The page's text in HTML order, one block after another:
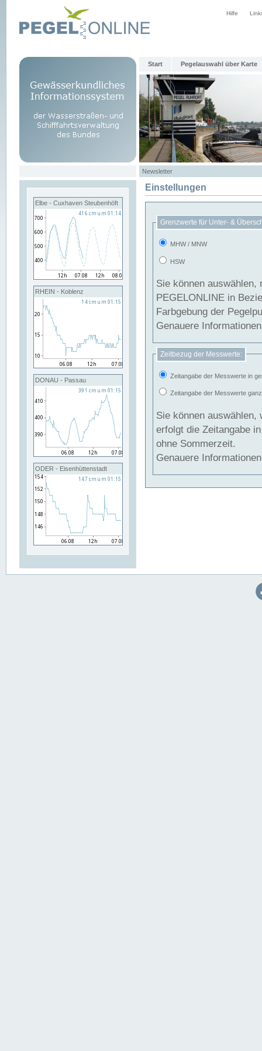
Hilfe
Start Pegelauswahl über Karte
Newsletter
Elbe - Cuxhaven Steubenhöft
RHEIN - Koblenz
DONAU - Passau
ODER - Eisenhüttenstadt
Einstellungen
Grenzwerte für Unter- &
MHW / MNW
HSW
Sie können
PEGELONLINE in Beziehung
Farbgebung der
Genauere
Zeitbezug der Messwerte:
Zeitangabe der Messwerte in
Zeitangabe der Messwerte
Sie können auswählen,
erfolgt die Zeitangabe
ohne Sommerzeit.
Genauere